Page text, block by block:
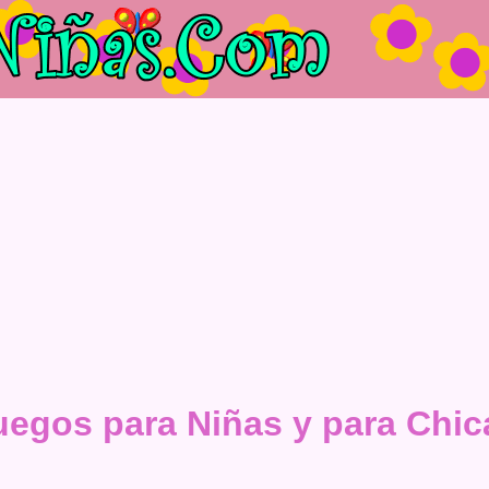
para Niñas y para